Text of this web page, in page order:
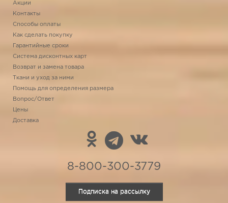
Акции
Контакты
Способы оплаты
Как сделать покупку
Гарантийные сроки
Система дисконтных карт
Возврат и замена товара
Ткани и уход за ними
Помощь для определения размера
Вопрос/Ответ
Цены
Доставка
8-800-300-3779
Подписка на рассылку